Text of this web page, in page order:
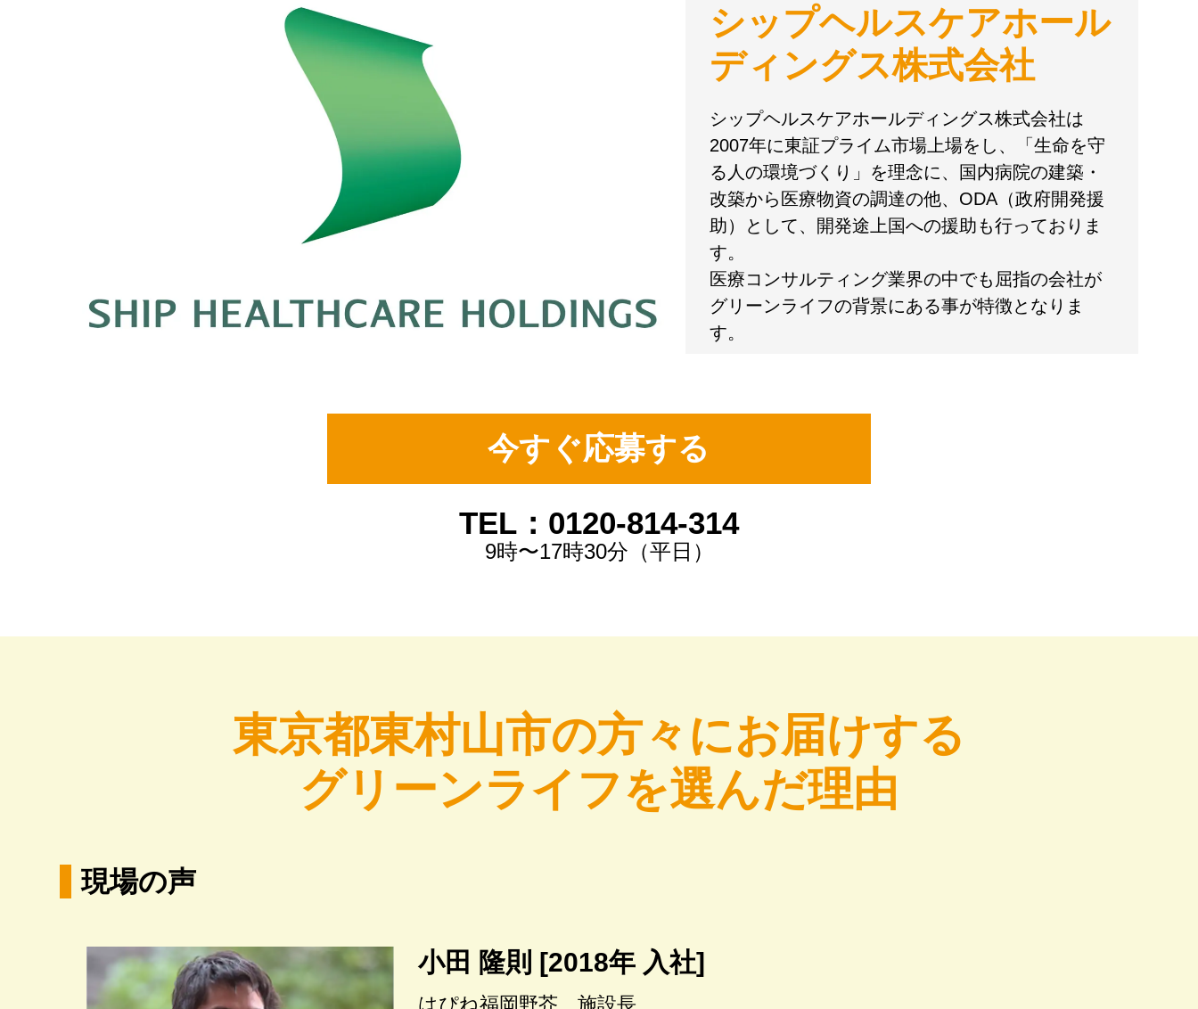
シップヘルスケアホール
ディングス株式会社
シップヘルスケアホールディングス株式会社は
2007年に東証プライム市場上場をし、「生命を守
る人の環境づくり」を理念に、国内病院の建築・
改築から医療物資の調達の他、ODA（政府開発援
助）として、開発途上国への援助も行っておりま
す。
医療コンサルティング業界の中でも屈指の会社が
グリーンライフの背景にある事が特徴となりま
す。
今すぐ応募する
TEL：0120-814-314
9時〜17時30分（平日）
東京都東村山市の方々にお届けする
グリーンライフを選んだ理由
現場の声
小田 隆則 [2018年 入社]
はぴね福岡野芥 施設長